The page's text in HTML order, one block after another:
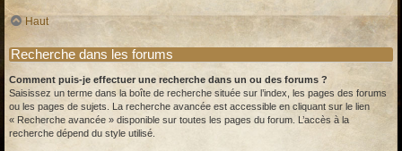
Haut
Recherche dans les forums
Comment puis-je effectuer une recherche dans un ou des forums ?
Saisissez un terme dans la boîte de recherche située sur l’index, les pages des forums
ou les pages de sujets. La recherche avancée est accessible en cliquant sur le lien
« Recherche avancée » disponible sur toutes les pages du forum. L’accès à la
recherche dépend du style utilisé.